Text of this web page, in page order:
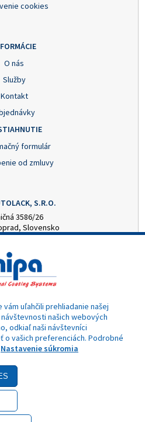
cookies
O nás
Služby
Kontakt
formulár
od zmluvy
S.R.O.
3586/26
Slovensko
HODINY
8:00 - 16:00 hod.
cena
uľahčili prehliadanie našej
našich webových
odkiaľ naši návštevníci
o vašich preferenciách. Podrobné
Nastavenie súkromia